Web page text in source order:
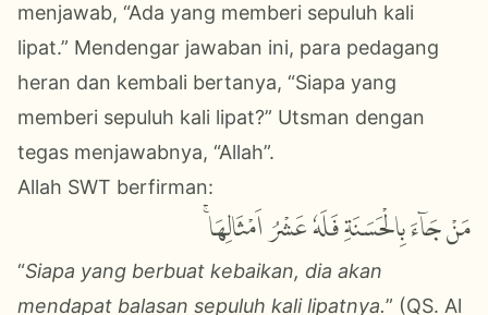
menjawab, “Ada yang memberi sepuluh kali
lipat.” Mendengar jawaban ini, para pedagang
heran dan kembali bertanya, “Siapa yang
memberi sepuluh kali lipat?” Utsman dengan
tegas menjawabnya, “Allah”.
Allah SWT berfirman:
مَنْ جَاۤءَ بِالْحَسَنَةِ فَلَهٗ عَشْرُ اَمْثَالِهَاۚ
“Siapa yang berbuat kebaikan, dia akan
mendapat balasan sepuluh kali lipatnya.” (QS. Al